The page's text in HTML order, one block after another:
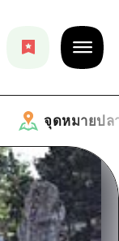
จุดหมายปล